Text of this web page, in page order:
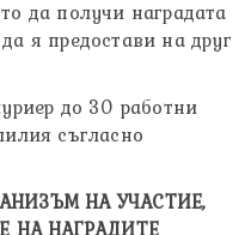
да получи наградата
я предостави на друг
до 30 работни
съгласно
НА УЧАСТИЕ,
НА НАГРАДИТЕ